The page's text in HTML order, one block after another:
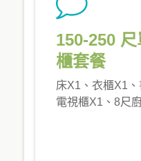
150-250
櫃套餐
床X1、衣櫃X1
電視櫃X1、8尺